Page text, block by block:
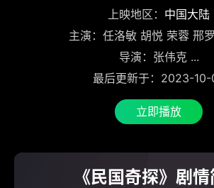
上映地区： 中国大陆
主演：任洛敏 胡悦 荣蓉 邢
导演：张伟克 ...
最后更新于：2023-10-
立即播放
《民国奇探》剧